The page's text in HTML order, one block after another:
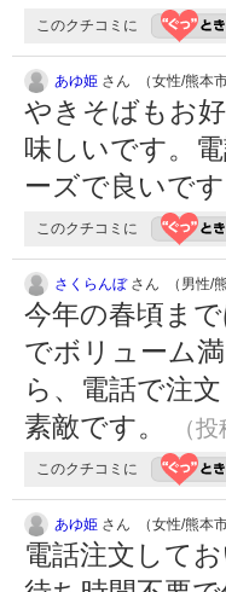
このクチコミに
あゆ姫 さん （女性/熊本
やきそばもお
味しいです。
ーズで良いです
このクチコミに
さくらんぼさん （男性/熊
今年の春頃ま
でボリューム
ら、電話で注
素敵です。
（
このクチコミに
あゆ姫 さん （女性/熊本
電話注文して